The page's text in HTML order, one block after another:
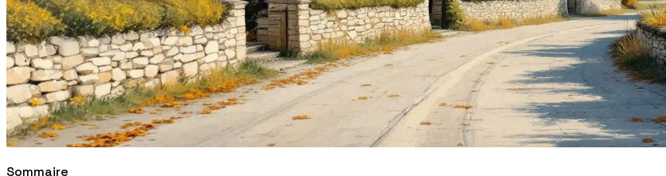
Sommaire